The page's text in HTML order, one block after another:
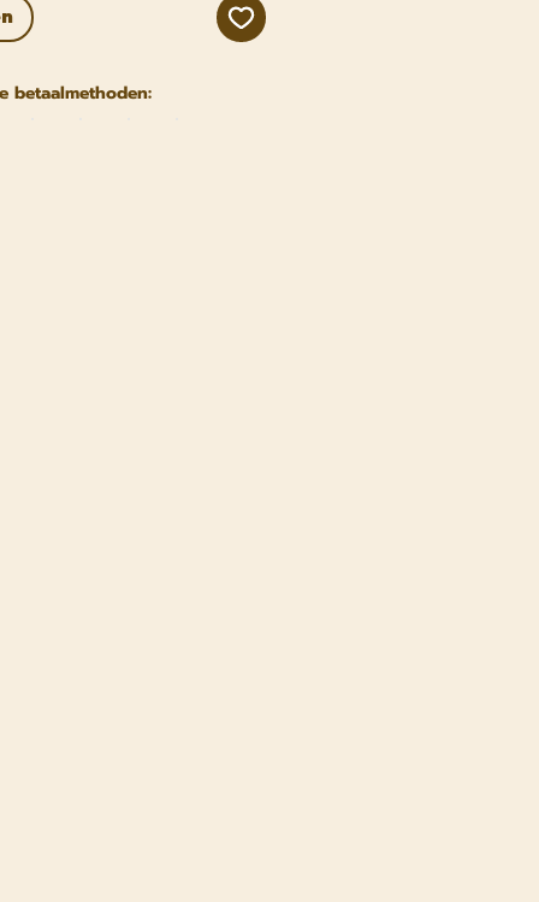
betaalmethoden: